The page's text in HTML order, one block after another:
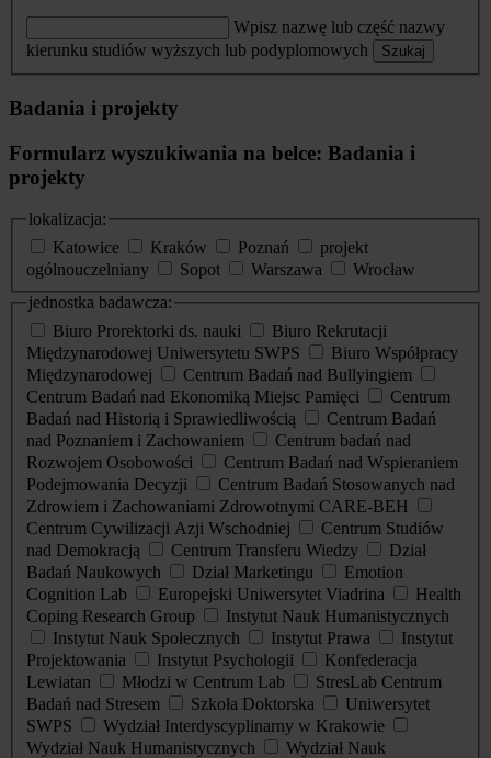
Wpisz nazwę lub część nazwy
kierunku studiów wyższych lub podyplomowych
Szukaj
Badania i projekty
Formularz wyszukiwania na belce: Badania i
projekty
lokalizacja:
Katowice
Kraków Poznań
projekt
ogólnouczelniany
Sopot Warszawa
Wrocław
jednostka badawcza:
Biuro Prorektorki ds. nauki
Biuro Rekrutacji
Międzynarodowej Uniwersytetu SWPS
Biuro Współpracy
Międzynarodowej
Centrum Badań nad Bullyingiem
Centrum Badań nad Ekonomiką Miejsc Pamięci
Centrum
Badań nad Historią i Sprawiedliwością
Centrum Badań
nad Poznaniem i Zachowaniem
Centrum badań nad
Rozwojem Osobowości
Centrum Badań nad Wspieraniem
Podejmowania Decyzji
Centrum Badań Stosowanych nad
Zdrowiem i Zachowaniami Zdrowotnymi CARE-BEH
Centrum Cywilizacji Azji Wschodniej
Centrum Studiów
nad Demokracją
Centrum Transferu Wiedzy
Dział
Badań Naukowych
Dział Marketingu
Emotion
Cognition Lab
Europejski Uniwersytet Viadrina
Health
Coping Research Group
Instytut Nauk Humanistycznych
Instytut Nauk Społecznych
Instytut Prawa
Instytut
Projektowania
Instytut Psychologii
Konfederacja
Lewiatan
Młodzi w Centrum Lab
StresLab Centrum
Badań nad Stresem
Szkoła Doktorska
Uniwersytet
SWPS
Wydział Interdyscyplinarny w Krakowie
Wydział Nauk Humanistycznych
Wydział Nauk